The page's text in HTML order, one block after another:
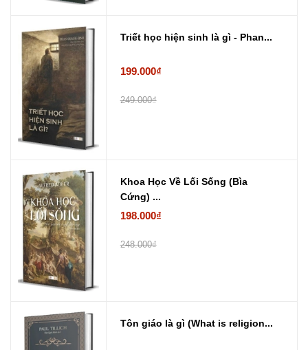
Triết học hiện sinh là gì - Phan...
199.000₫
249.000₫
Khoa Học Về Lối Sống (Bìa
Cứng) ...
198.000₫
248.000₫
Tôn giáo là gì (What is religion...